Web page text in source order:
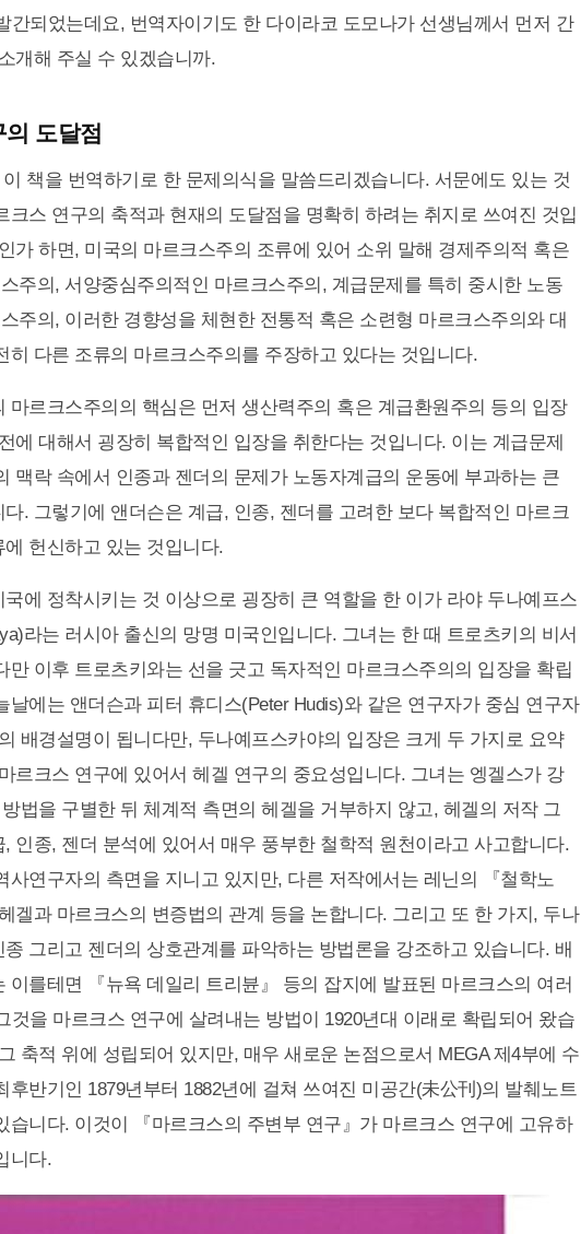
간되었는데요, 번역자이기도 한 다이라코 도모나가 선생님께서 먼저 간
개해 주실 수 있겠습니까.
도달점
책을 번역하기로 한 문제의식을 말씀드리겠습니다. 서문에도 있는 것
크스 연구의 축적과 현재의 도달점을 명확히 하려는 취지로 쓰여진 것입
가 하면, 미국의 마르크스주의 조류에 있어 소위 말해 경제주의적 혹은
주의, 서양중심주의적인 마르크스주의, 계급문제를 특히 중시한 노동
주의, 이러한 경향성을 체현한 전통적 혹은 소련형 마르크스주의와 대
히 다른 조류의 마르크스주의를 주장하고 있다는 것입니다.
마르크스주의의 핵심은 먼저 생산력주의 혹은 계급환원주의 등의 입장
에 대해서 굉장히 복합적인 입장을 취한다는 것입니다. 이는 계급문제
맥락 속에서 인종과 젠더의 문제가 노동자계급의 운동에 부과하는 큰
. 그렇기에 앤더슨은 계급, 인종, 젠더를 고려한 보다 복합적인 마르크
헌신하고 있는 것입니다.
에 정착시키는 것 이상으로 굉장히 큰 역할을 한 이가 라야 두나예프스
라는 러시아 출신의 망명 미국인입니다. 그녀는 한 때 트로츠키의 비서
만 이후 트로츠키와는 선을 긋고 독자적인 마르크스주의의 입장을 확립
날에는 앤더슨과 피터 휴디스(Peter Hudis)와 같은 연구자가 중심 연구자
배경설명이 됩니다만, 두나예프스카야의 입장은 크게 두 가지로 요약
르크스 연구에 있어서 헤겔 연구의 중요성입니다. 그녀는 엥겔스가 강
법을 구별한 뒤 체계적 측면의 헤겔을 거부하지 않고, 헤겔의 저작 그
인종, 젠더 분석에 있어서 매우 풍부한 철학적 원천이라고 사고합니다.
사연구자의 측면을 지니고 있지만, 다른 저작에서는 레닌의 『철학노
겔과 마르크스의 변증법의 관계 등을 논합니다. 그리고 또 한 가지, 두나
그리고 젠더의 상호관계를 파악하는 방법론을 강조하고 있습니다. 배
이를테면 『뉴욕 데일리 트리뷴』 등의 잡지에 발표된 마르크스의 여러
것을 마르크스 연구에 살려내는 방법이 1920년대 이래로 확립되어 왔습
축적 위에 성립되어 있지만, 매우 새로운 논점으로서 MEGA 제4부에 수
후반기인 1879년부터 1882년에 걸쳐 쓰여진 미공간(未公刊)의 발췌노트
습니다. 이것이 『마르크스의 주변부 연구』가 마르크스 연구에 고유하
니다.